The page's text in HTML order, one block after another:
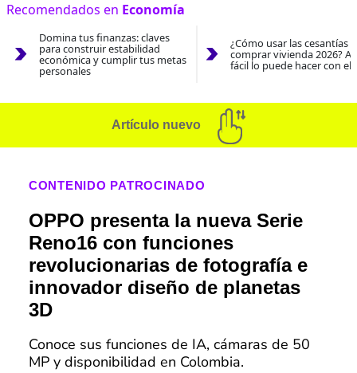
Recomendados en Economía
Domina tus finanzas: claves
para construir estabilidad
económica y cumplir tus metas
personales
¿Cómo usar las cesantías
comprar vivienda 2026?
fácil lo puede hacer con el
Artículo nuevo
CONTENIDO PATROCINADO
OPPO presenta la nueva Serie
Reno16 con funciones
revolucionarias de fotografía e
innovador diseño de planetas
3D
Conoce sus funciones de IA, cámaras de 50
MP y disponibilidad en Colombia.